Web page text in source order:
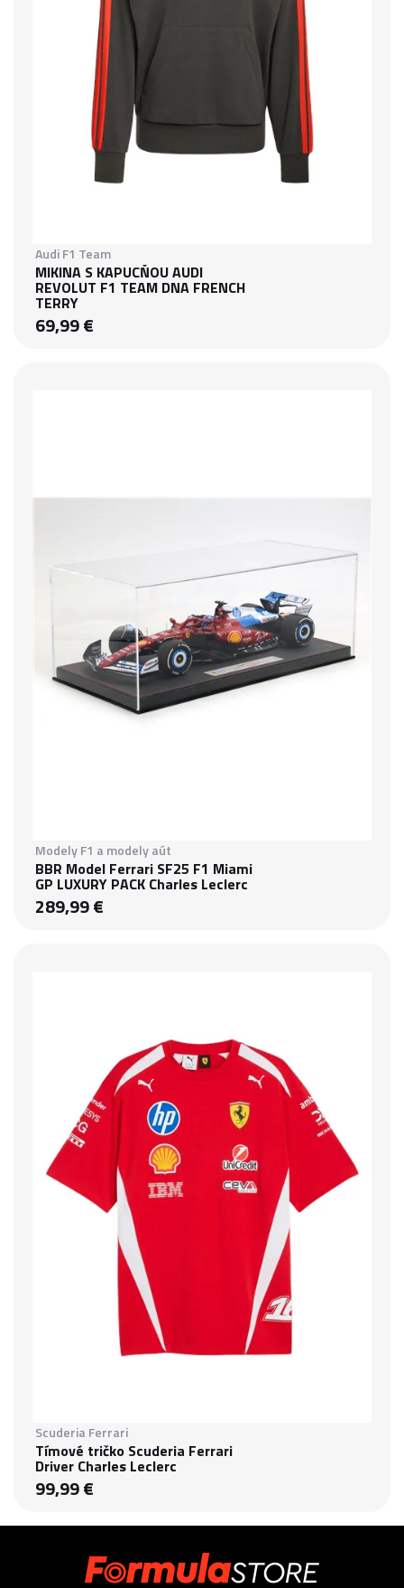
Audi F1 Team
MIKINA S KAPUCŇOU AUDI
REVOLUT F1 TEAM DNA FRENCH
TERRY
69,99 €
Modely F1 a modely aút
BBR Model Ferrari SF25 F1 Miami
GP LUXURY PACK Charles Leclerc
289,99 €
Scuderia Ferrari
Tímové tričko Scuderia Ferrari
Driver Charles Leclerc
99,99 €